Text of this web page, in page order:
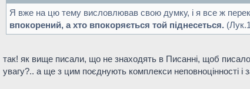
Я вже на цю тему висловлював свою думку, і я все ж
впокорений, а хто впокоряється той піднесеться.
так! як вище писали, що не знаходять в Писанні, щоб
увагу?.. а ще з цим поєднують комплекси неповноцінності і